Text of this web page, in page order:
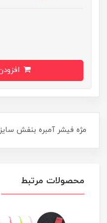
مژه فيشر آمبره بنفش سايز 12
محصولات مرتبط